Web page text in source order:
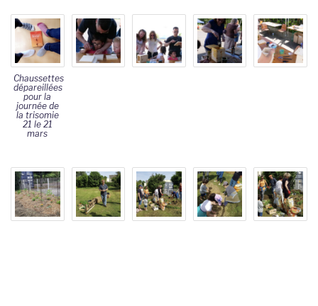
Chaussettes
dépareillées
pour la
journée de
la trisomie
21 le 21
mars